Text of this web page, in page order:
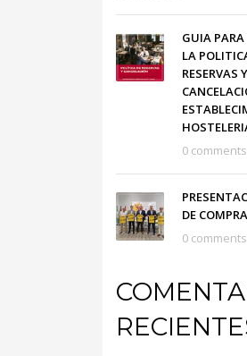
GUIA PARA
LA
RESERVAS Y
0 comments
DE
0 comments